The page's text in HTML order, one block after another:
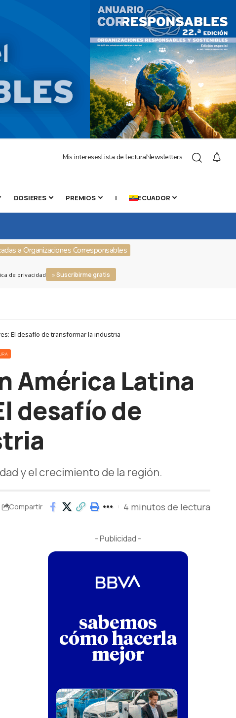
Mis interesesLista de lecturaNewsletters
DOSIERES PREMIOS | ECUADOR
a Organizaciones Corresponsables
de privacidad » Suscribirme gratis
El desafío de transformar la industria
América Latina
desafío de
y el crecimiento de la región.
Compartir 4 minutos de lectura
- Publicidad -